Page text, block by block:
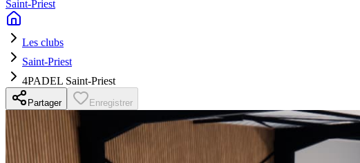
Saint-Priest
Les clubs
Saint-Priest
4PADEL Saint-Priest
Partager Enregistrer